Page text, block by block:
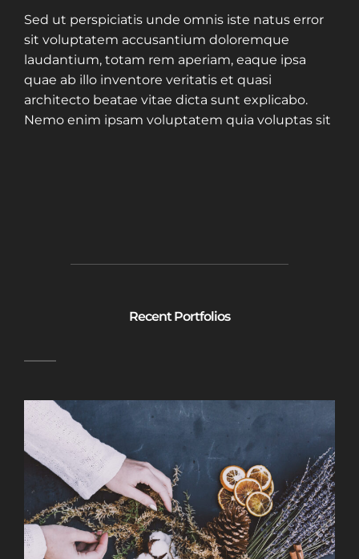
Sed ut perspiciatis unde omnis iste natus error
sit voluptatem accusantium doloremque
laudantium, totam rem aperiam, eaque ipsa
quae ab illo inventore veritatis et quasi
architecto beatae vitae dicta sunt explicabo.
Nemo enim ipsam voluptatem quia voluptas sit
Recent Portfolios